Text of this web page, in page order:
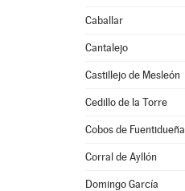
Caballar
Cantalejo
Castillejo de Mesleón
Cedillo de la Torre
Cobos de Fuentidueña
Corral de Ayllón
Domingo García